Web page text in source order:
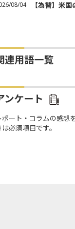
08/04 【為替】米
連用語一覧
ンケート
ポート・コラムの感想
必須項目です。